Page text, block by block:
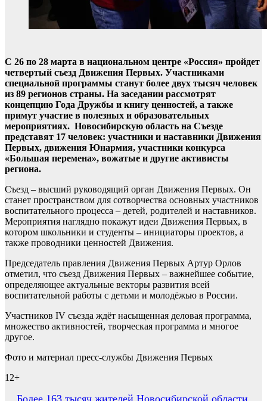
С 26 по 28 марта в национальном центре «Россия» пройдет
четвертый съезд Движения Первых. Участниками
специальной программы станут более двух тысяч человек
из 89 регионов страны. На заседании рассмотрят
концепцию Года Дружбы и книгу ценностей, а также
примут участие в полезных и образовательных
мероприятиях. Новосибирскую область на Съезде
представят 17 человек: участники и наставники Движения
Первых, движения Юнармия, участники конкурса
«Большая перемена», вожатые и другие активисты
региона.
Съезд – высший руководящий орган Движения Первых. Он
станет пространством для сотворчества основных участников
воспитательного процесса – детей, родителей и наставников.
Мероприятия наглядно покажут идеи Движения Первых, в
котором школьники и студенты – инициаторы проектов, а
также проводники ценностей Движения.
Председатель правления Движения Первых Артур Орлов
отметил, что съезд Движения Первых – важнейшее событие,
определяющее актуальные векторы развития всей
воспитательной работы с детьми и молодёжью в России.
Участников IV съезда ждёт насыщенная деловая программа,
множество активностей, творческая программа и многое
другое.
Фото и материал пресс-службы Движения Первых
12+
Более 163 тысяч жителей Новосибирской области